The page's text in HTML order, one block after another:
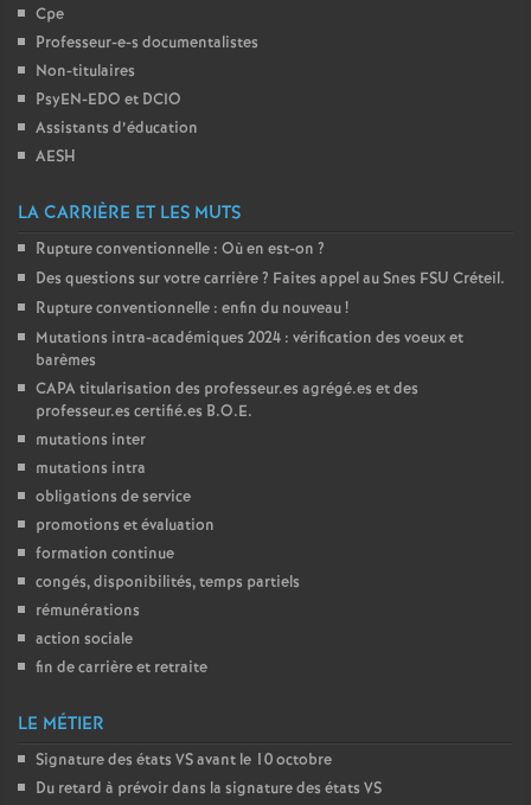
n
d
d
e
l
Cpe
Professeur-e-s documentalistes
Non-titulaires
PsyEN-EDO et DCIO
Assistants d’éducation
AESH
LA CARRIÈRE ET LES MUTS
Rupture conventionnelle : Où en est-on ?
Des questions sur votre carrière? Faites appel au Snes FSU Créteil.
Rupture conventionnelle : enfin du nouveau!
Mutations intra-académiques 2024 : vérification des voeux et
barèmes
CAPAtitularisation des professeur.es agrégé.es et des
professeur.es certifié.es B.O.E.
mutations inter
mutations intra
obligations de service
promotions et évaluation
formation continue
congés, disponibilités, temps partiels
rémunérations
action sociale
fin de carrière et retraite
LE MÉTIER
Signature des états VSavant le 10 octobre
Du retard à prévoir dans la signature des états VS